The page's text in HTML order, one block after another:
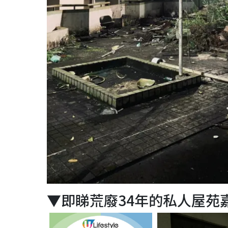
▼即睇荒廢34年的私人屋